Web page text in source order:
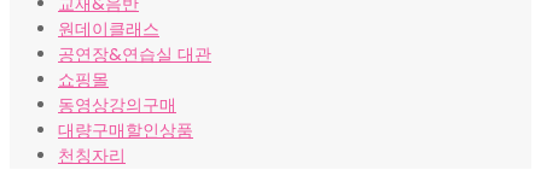
원데이클래스
공연장&연습실 대관
쇼핑몰
동영상강의구매
대량구매할인상품
천칭자리